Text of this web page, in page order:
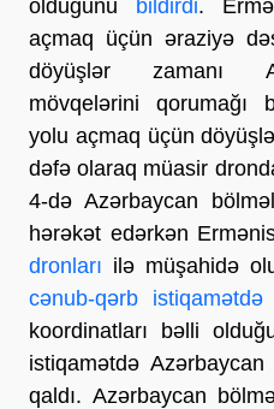
olduğunu bildirdi.
açmaq üçün əraziyə
döyüşlər zamanı
mövqelərini qorumağı
yolu açmaq üçün
dəfə olaraq müasir
4-də Azərbaycan
hərəkət edərkən
dronları ilə müşahidə
cənub-qərb istiqamətdə
koordinatları bəlli
istiqamətdə
qaldı. Azərbaycan